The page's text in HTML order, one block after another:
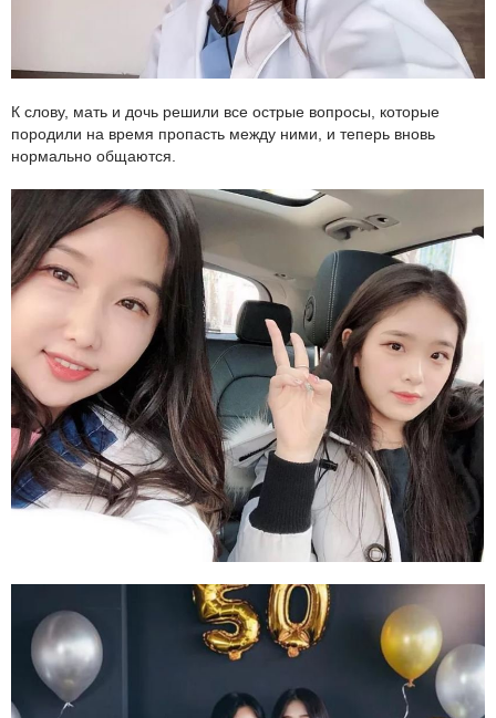
К слову, мать и дочь решили все острые вопросы, которые
породили на время пропасть между ними, и теперь вновь
нормально общаются.